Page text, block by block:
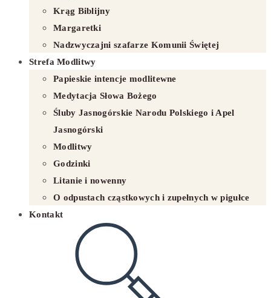
Krąg Biblijny
Margaretki
Nadzwyczajni szafarze Komunii Świętej
Strefa Modlitwy
Papieskie intencje modlitewne
Medytacja Słowa Bożego
Śluby Jasnogórskie Narodu Polskiego i Apel
Jasnogórski
Modlitwy
Godzinki
Litanie i nowenny
O odpustach cząstkowych i zupełnych w pigułce
Kontakt